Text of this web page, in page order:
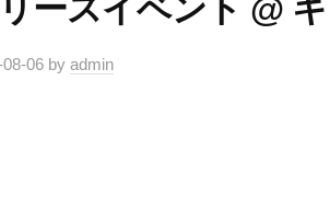
ースイベント @
08-06 by admin